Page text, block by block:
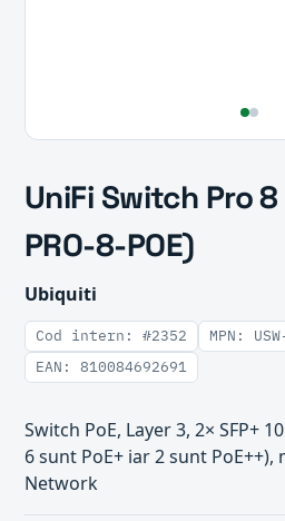
UniFi Switch Pro 8
PRO-8-POE)
Ubiquiti
Cod intern: #2352
MPN:
EAN: 810084692691
Switch PoE, Layer 3, 2× SFP+
6 sunt PoE+ iar 2 sunt
Network